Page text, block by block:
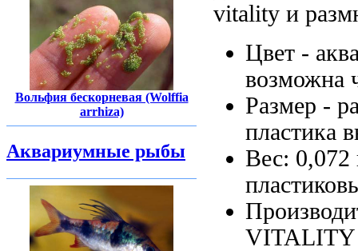
Вольфия бескорневая (Wolffia
arrhiza)
Аквариумные рыбы
vitality и
Цвет -
возможна
Размер -
пластика
Вес: 0,072